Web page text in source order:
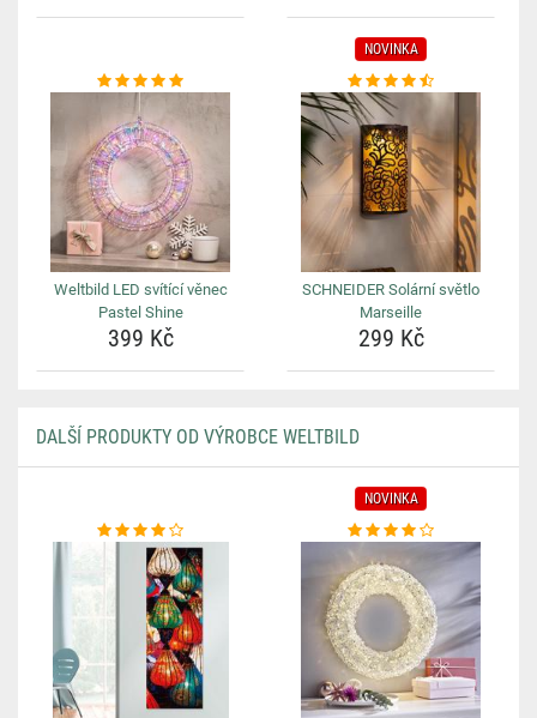
Weltbild LED svítící věnec
Pastel Shine
399 Kč
NOVINKA
SCHNEIDER Solární světlo
Marseille
299 Kč
DALŠÍ PRODUKTY OD VÝROBCE WELTBILD
NOVINKA